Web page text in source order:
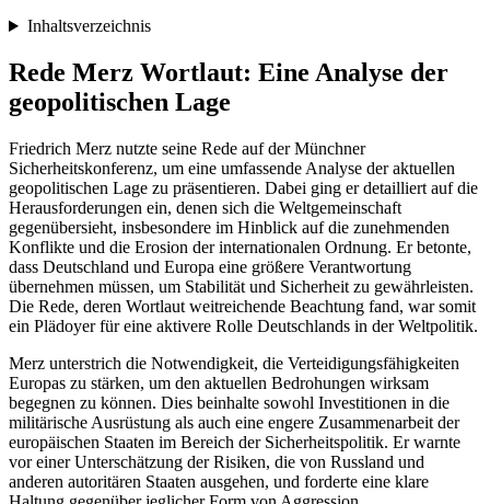
Inhaltsverzeichnis
Rede Merz Wortlaut: Eine Analyse der
geopolitischen Lage
Friedrich Merz nutzte seine Rede auf der Münchner
Sicherheitskonferenz, um eine umfassende Analyse der aktuellen
geopolitischen Lage zu präsentieren. Dabei ging er detailliert auf die
Herausforderungen ein, denen sich die Weltgemeinschaft
gegenübersieht, insbesondere im Hinblick auf die zunehmenden
Konflikte und die Erosion der internationalen Ordnung. Er betonte,
dass Deutschland und Europa eine größere Verantwortung
übernehmen müssen, um Stabilität und Sicherheit zu gewährleisten.
Die Rede, deren Wortlaut weitreichende Beachtung fand, war somit
ein Plädoyer für eine aktivere Rolle Deutschlands in der Weltpolitik.
Merz unterstrich die Notwendigkeit, die Verteidigungsfähigkeiten
Europas zu stärken, um den aktuellen Bedrohungen wirksam
begegnen zu können. Dies beinhalte sowohl Investitionen in die
militärische Ausrüstung als auch eine engere Zusammenarbeit der
europäischen Staaten im Bereich der Sicherheitspolitik. Er warnte
vor einer Unterschätzung der Risiken, die von Russland und
anderen autoritären Staaten ausgehen, und forderte eine klare